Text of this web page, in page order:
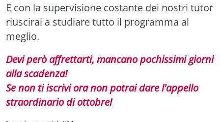
E con la supervisione costante dei nostri tutor
riuscirai a studiare tutto il programma al
meglio.
Devi però affrettarti, mancano pochissimi giorni
alla scadenza!
Se non ti iscrivi ora non potrai dare l'appello
straordinario di ottobre!